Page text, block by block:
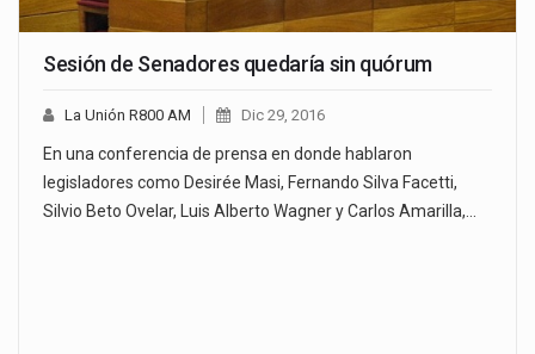
Sesión de Senadores quedaría sin quórum
La Unión R800 AM Dic 29, 2016
En una conferencia de prensa en donde hablaron
legisladores como Desirée Masi, Fernando Silva Facetti,
Silvio Beto Ovelar, Luis Alberto Wagner y Carlos Amarilla,…